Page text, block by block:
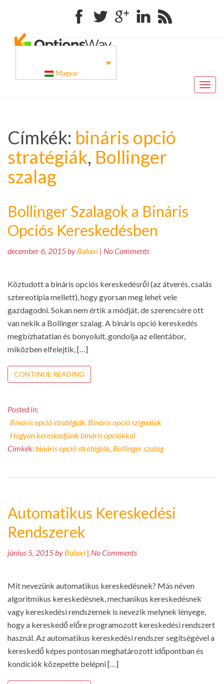
FacebookTwitter Google+Linkedin RSS
Magyar
Toggle
Címkék: bináris opció
stratégiák, Bollinger
szalag
Bollinger Szalagok a Bináris
Opciós Kereskedésben
december 6, 2015 by Balaxi | No Comments
Köztudott a bináris opciós kereskedésről (az átverés, csalás
sztereotípia mellett), hogy gyorsan meg lehet vele
gazdagodni. Sokan nem értik a módját, de szerencsére ott
van nekik a Bollinger szalag. A bináris opció kereskedés
megbízhatatlan és bonyolult, gondolja az ellentábor,
miközben elfelejtik, […]
CONTINUE READING
Posted in:
Bináris opció stratégiák Bináris opció szignálok
Hogyan kereskedjünk bináris opciókkal
Címkék:bináris opció stratégiák, Bollinger szalag
Automatikus Kereskedési
Rendszerek
június 5, 2015 by Balaxi | No Comments
Mit nevezünk automatikus kereskedésnek? Más néven
algoritmikus kereskedésnek, mechanikus kereskedésnek
vagy kereskedési rendszernek is nevezik melynek lényege,
hogy a kereskedő előre programozott kereskedési rendszert
használ. Az automatikus kereskedési rendszer segítségével a
kereskedő képes pontosan meghatározott időpontban és
kondíciók közepette belépni […]